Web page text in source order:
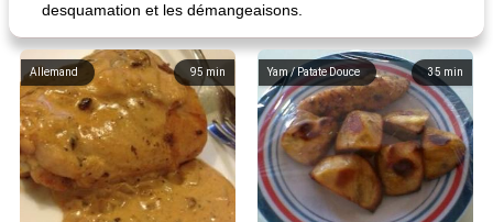
desquamation et les démangeaisons.
95 min
Allemand 35 min
Yam / Patate Douce